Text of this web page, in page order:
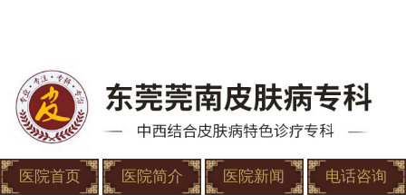
医院首页 医院简介 医院新闻 电话咨询